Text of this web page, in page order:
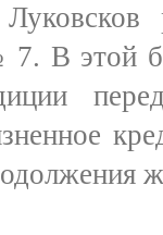
7. В этой